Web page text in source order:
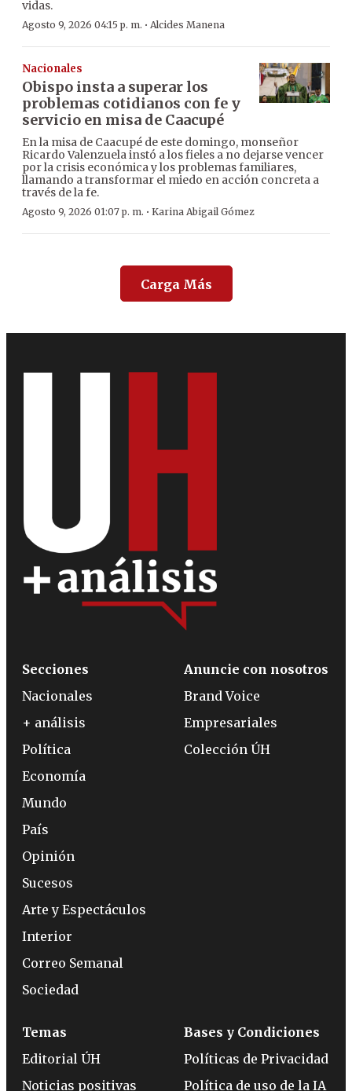
vidas.
Agosto 9, 2026 04:15 p. m. · Alcides Manena
Nacionales
Obispo insta a superar los
problemas cotidianos con fe y
servicio en misa de Caacupé
En la misa de Caacupé de este domingo, monseñor
Ricardo Valenzuela instó a los fieles a no dejarse vencer
por la crisis económica y los problemas familiares,
llamando a transformar el miedo en acción concreta a
través de la fe.
Agosto 9, 2026 01:07 p. m. · Karina Abigail Gómez
Carga Más
Secciones
Nacionales
+ análisis
Política
Economía
Mundo
País
Opinión
Sucesos
Arte y Espectáculos
Interior
Correo Semanal
Sociedad
Anuncie con nosotros
Brand Voice
Empresariales
Colección ÚH
Temas
Editorial ÚH
Noticias positivas
Bases y Condiciones
Políticas de Privacidad
Política de uso de la IA